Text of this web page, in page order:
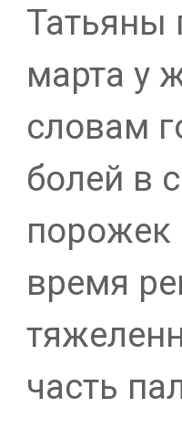
Татьяны
марта у
словам
болей в
порожек
время
часть